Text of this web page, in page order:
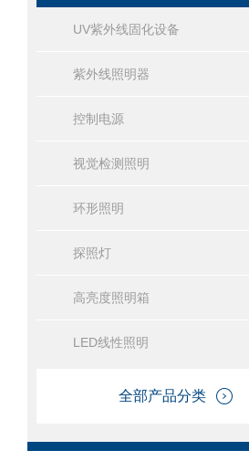
UV紫外线固化设备
紫外线照明器
控制电源
视觉检测照明
环形照明
探照灯
高亮度照明箱
LED线性照明
全部产品分类